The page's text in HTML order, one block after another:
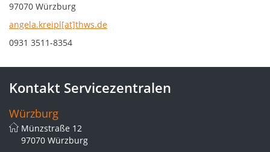
97070 Würzburg
angela.kreipl[at]thws.de
0931 3511-8354
Kontakt Servicezentralen
Würzburg
Münzstraße 12
97070 Würzburg